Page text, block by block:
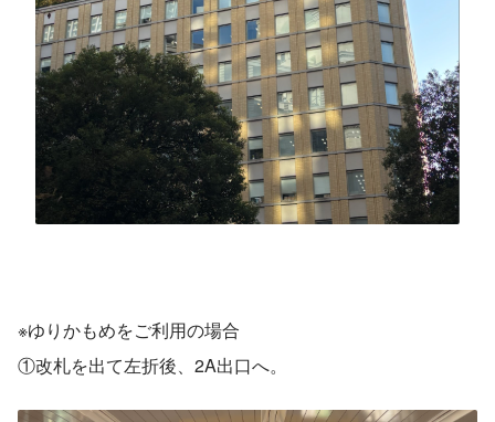
※ゆりかもめをご利用の場合
①改札を出て左折後、2A出口へ。